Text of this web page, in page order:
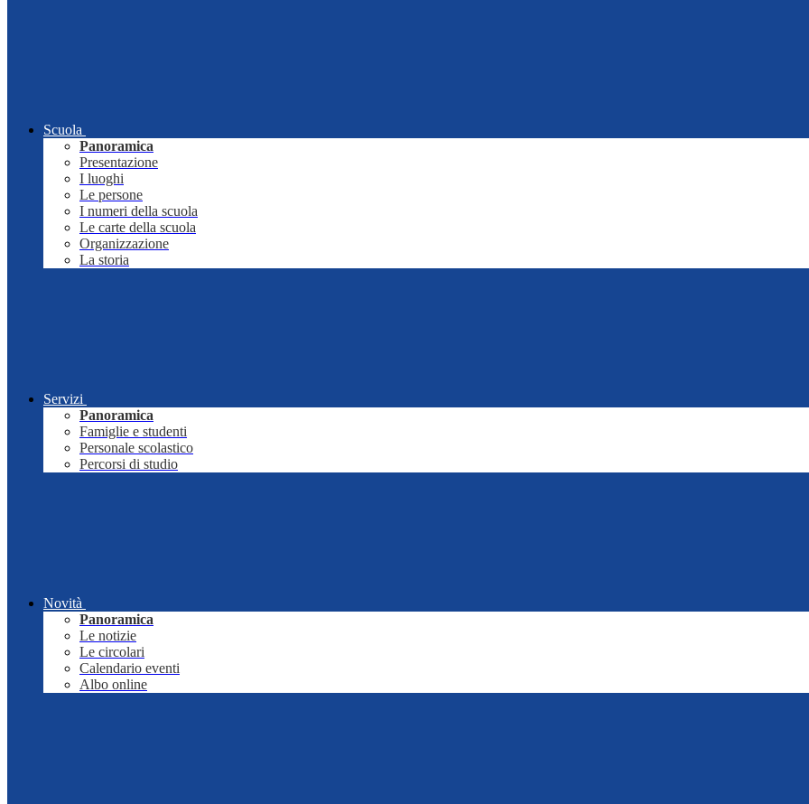
Scuola
Panoramica
Presentazione
I luoghi
Le persone
I numeri della scuola
Le carte della scuola
Organizzazione
La storia
Servizi
Panoramica
Famiglie e studenti
Personale scolastico
Percorsi di studio
Novità
Panoramica
Le notizie
Le circolari
Calendario eventi
Albo online